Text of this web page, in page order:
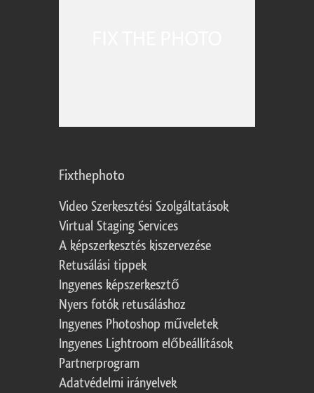
Fixthephoto
Video Szerkesztési Szolgáltatások
Virtual Staging Services
A képszerkesztés kiszervezése
Retusálási tippek
Ingyenes képszerkesztő
Nyers fotók retusáláshoz
Ingyenes Photoshop műveletek
Ingyenes Lightroom előbeállítások
Partnerprogram
Adatvédelmi irányelvek